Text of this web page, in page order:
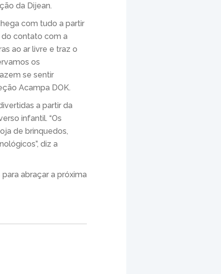
da Dijean.
com tudo a partir
contato com a
ao ar livre e traz o
os
se sentir
Acampa DOK.
a partir da
infantil. “Os
de brinquedos,
diz a
abraçar a próxima